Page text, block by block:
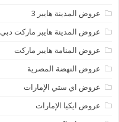
عروض المدينة هايبر 3
عروض المدينة هايبر ماركت دبي
عروض المنامة هايبر ماركت
عروض النهضة المصرية
عروض اي ستي الإمارات
عروض ايكيا الإمارات